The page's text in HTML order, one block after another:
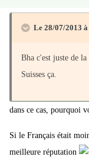
Le 28/07/2013
Bha c'est juste de
Suisses ça.
dans ce cas, pourquoi
Si le Français était
meilleure réputation